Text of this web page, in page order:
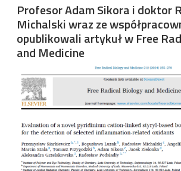
Profesor Adam Sikora i doktor
Michalski wraz ze
opublikowali artykuł w Free
and Medicine
Image